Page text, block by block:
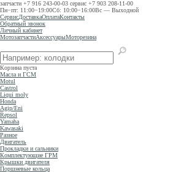
запчасти +7 916 243-00-03 сервис +7 903 208-11-00
Пн−пт: 11:00−19:00Сб: 10:00−16:00Вс — Выходной
СервисДоставкаОплатаКонтакты
Обратный звонок
Личный кабинет
МотозапчастиАксессуарыМоторезина
Корзина пуста
Масла и ГСМ
Motul
Castrol
Liqui moly
Honda
Agip/Eni
Repsol
Yamaha
Kawasaki
Разное
Двигатель
Прокладки и сальники
Комплектующие ГРМ
Крышки двигателя
Поршневые кольца